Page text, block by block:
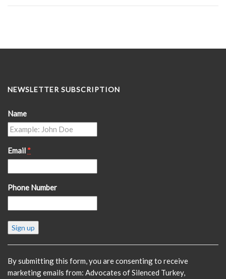
NEWSLETTER SUBSCRIPTION
Name
Email *
Phone Number
Constant
Contact
Please
leave
By submitting this form, you are consenting to receive
marketing emails from: Advocates of Silenced Turkey,